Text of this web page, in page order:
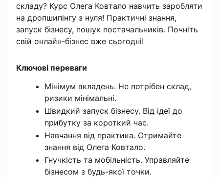
складу? Курс Олега Ковтало навчить заробляти
на дропшипінгу з нуля! Практичні знання,
запуск бізнесу, пошук постачальників. Почніть
свій онлайн-бізнес вже сьогодні!
Ключові переваги
Мінімум вкладень. Не потрібен склад,
ризики мінімальні.
Швидкий запуск бізнесу. Від ідеї до
прибутку за короткий час.
Навчання від практика. Отримайте
знання від Олега Ковтало.
Гнучкість та мобільність. Управляйте
бізнесом з будь-якої точки.